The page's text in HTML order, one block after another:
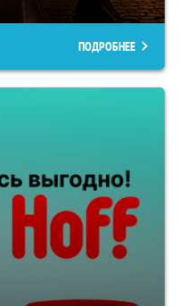
ПОДРОБНЕЕ